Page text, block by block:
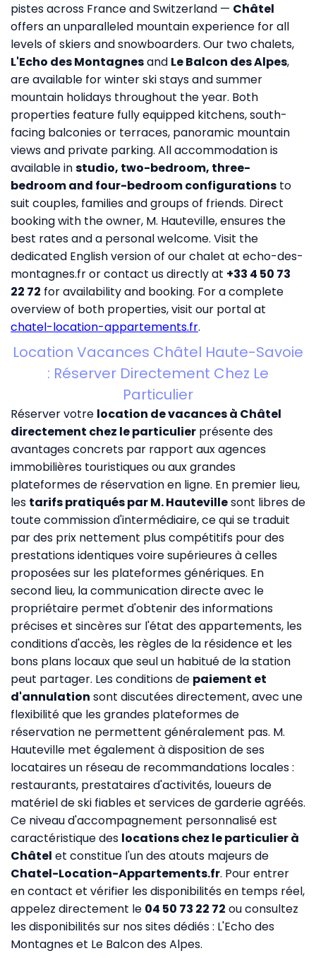
pistes across France and Switzerland — Châtel
offers an unparalleled mountain experience for all
levels of skiers and snowboarders. Our two chalets,
L'Echo des Montagnesand Le Balcon des Alpes,
are available for winter ski stays and summer
mountain holidays throughout the year. Both
properties feature fully equipped kitchens, south-
facing balconies or terraces, panoramic mountain
views and private parking. All accommodation is
available instudio, two-bedroom, three-
bedroom and four-bedroom configurations to
suit couples, families and groups of friends. Direct
booking with the owner, M. Hauteville, ensures the
best rates and a personal welcome. Visit the
dedicated English version of our chalet at echo-des-
montagnes.fror contact us directly at +33 4 50 73
22 72 for availability and booking. For a complete
overview of both properties, visit our portal at
chatel-location-appartements.fr.
Location Vacances Châtel Haute-Savoie
: Réserver Directement Chez Le
Particulier
Réserver votre location de vacances à Châtel
directement chez le particulier présente des
avantages concrets par rapport aux agences
immobilières touristiques ou aux grandes
plateformes de réservation en ligne. En premier lieu,
les tarifs pratiqués par M. Hautevillesont libres de
toute commission d'intermédiaire, ce qui se traduit
par des prix nettement plus compétitifs pour des
prestations identiques voire supérieures à celles
proposées sur les plateformes génériques. En
second lieu, la communication directe avec le
propriétaire permet d'obtenir des informations
précises et sincères sur l'état des appartements, les
conditions d'accès, les règles de la résidence et les
bons plans locaux que seul un habitué de la station
peut partager. Les conditions de paiement et
d'annulation sont discutées directement, avec une
flexibilité que les grandes plateformes de
réservation ne permettent généralement pas. M.
Hauteville met également à disposition de ses
locataires un réseau de recommandations locales :
restaurants, prestataires d'activités, loueurs de
matériel de ski fiables et services de garderie agréés.
Ce niveau d'accompagnement personnalisé est
caractéristique des locations chez le particulier à
Châtel et constitue l'un des atouts majeurs de
Chatel-Location-Appartements.fr. Pour entrer
en contact et vérifier les disponibilités en temps réel,
appelez directement le 04 50 73 22 72 ou consultez
les disponibilités sur nos sites dédiés : L'Echo des
Montagneset Le Balcon des Alpes.